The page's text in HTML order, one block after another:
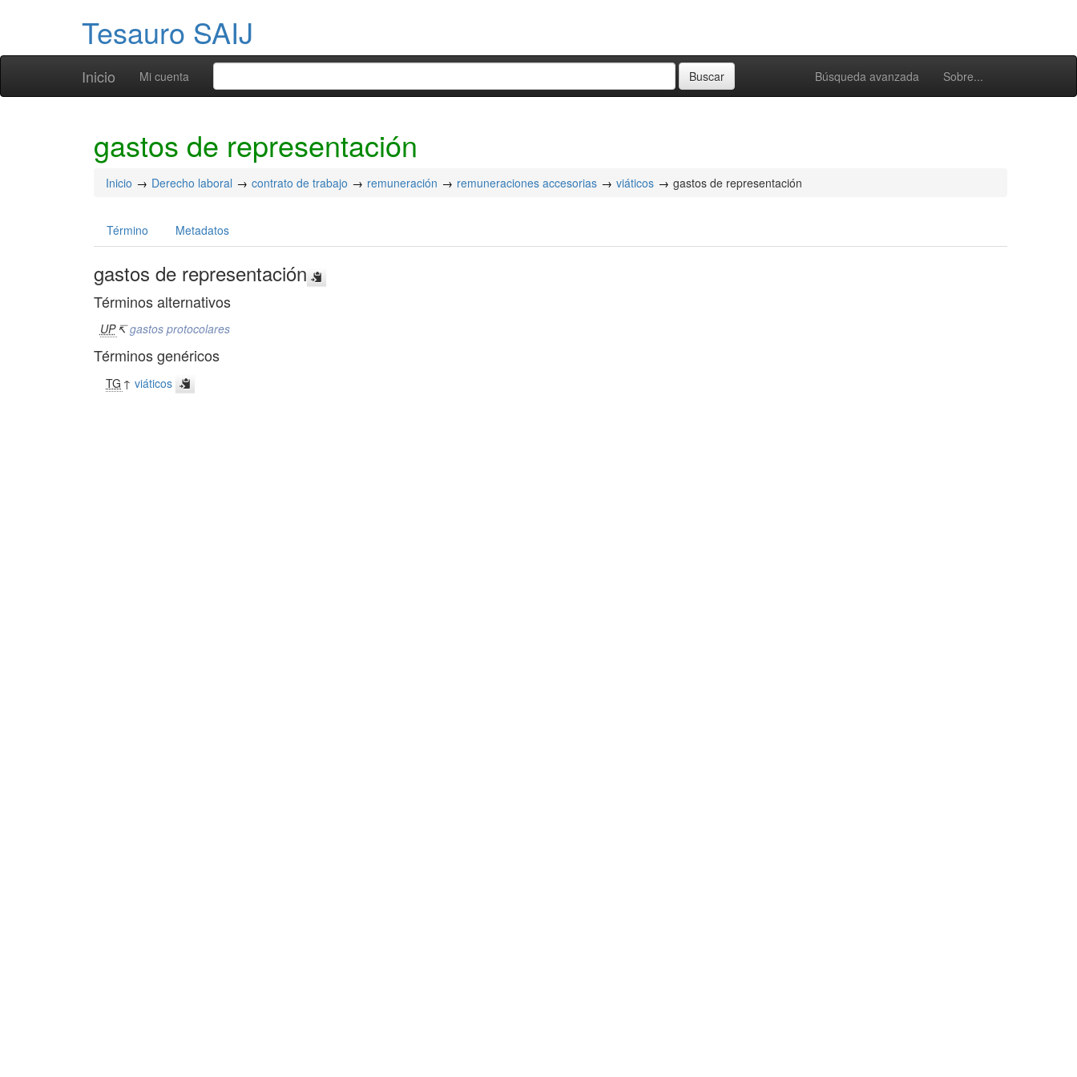
Tesauro SAIJ
Inicio Búsqueda avanzada Sobre...
Mi cuenta
gastos de representación
Inicio Derecho laboral contrato de trabajo remuneración remuneraciones accesorias viáticos gastos de representación
Término Metadatos
gastos de representación
Términos alternativos
UP ↸gastos protocolares
Términos genéricos
TG ↑viáticos